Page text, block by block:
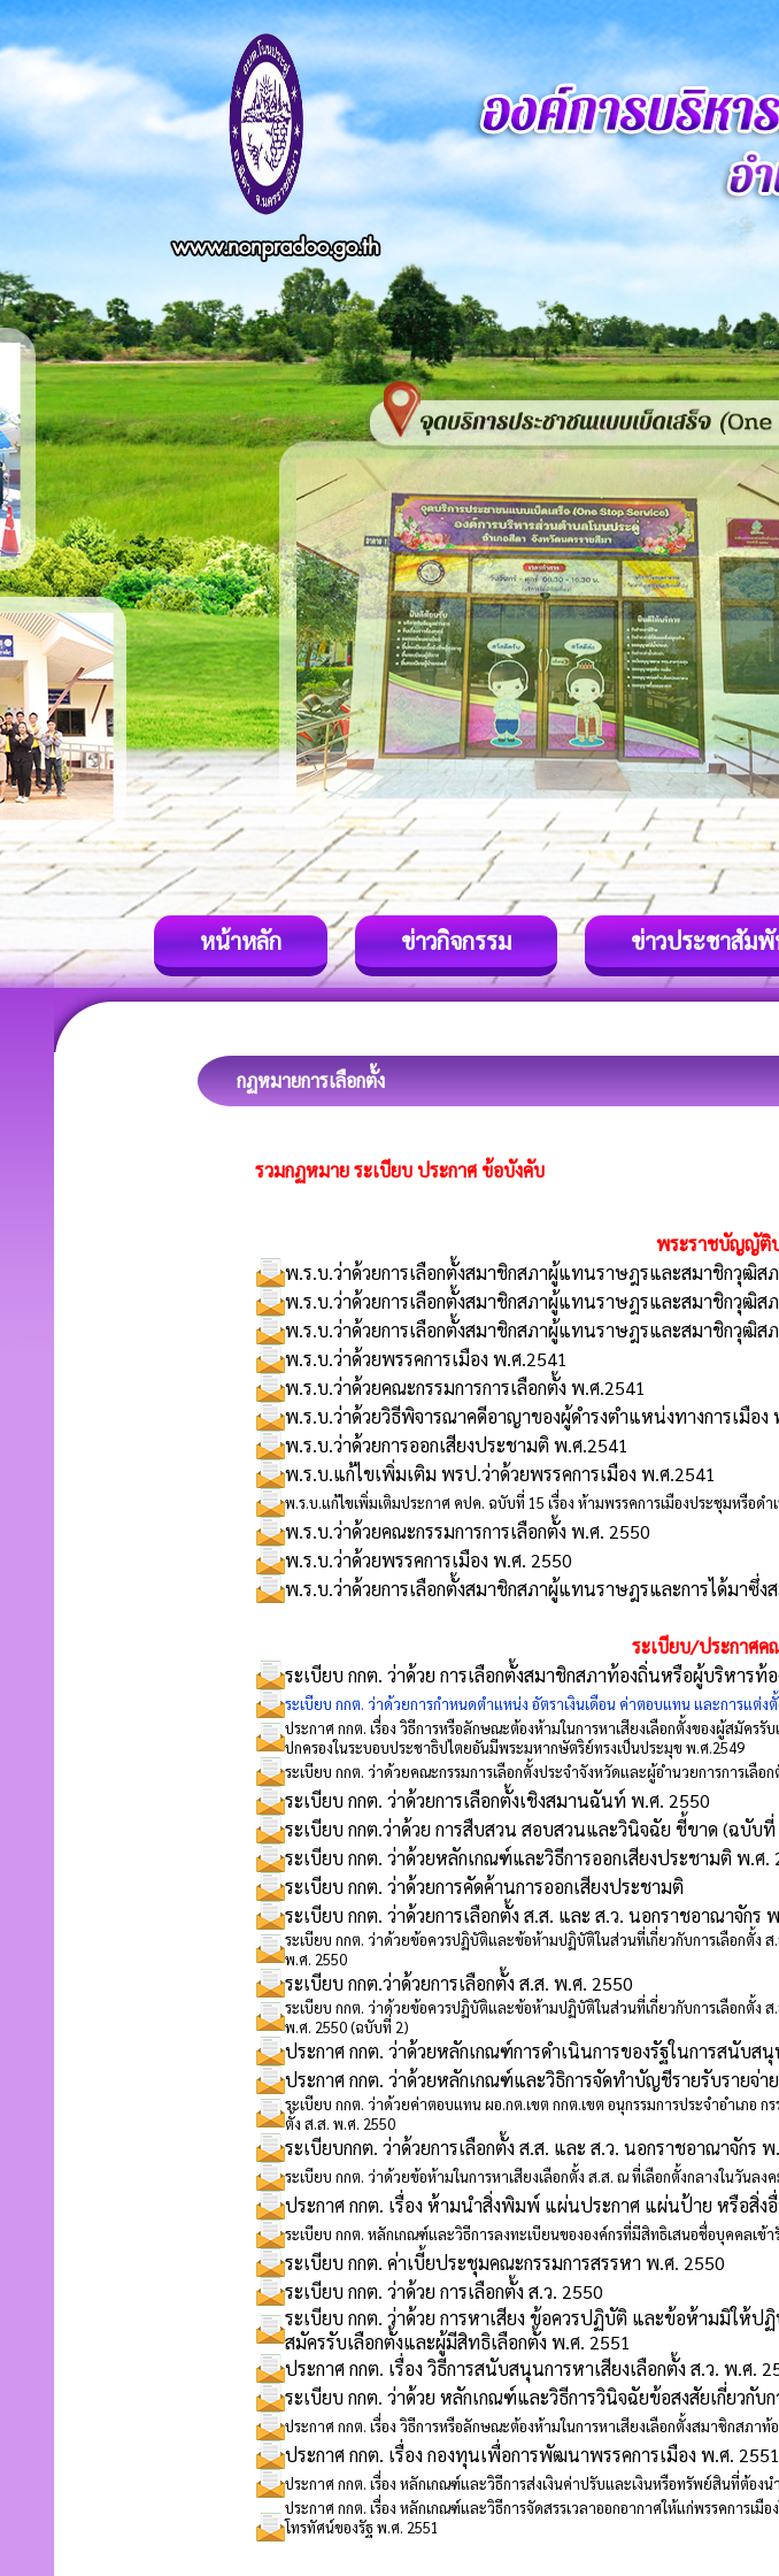
หน้าหลัก ข่าวกิจกรรม ข่าวประชาสัม
กฏหมายการเลือกตั้ง
รวมกฏหมาย ระเบียบ ประกาศ ข้อบังคับ
พระราชบัญญัติ
พ.ร.บ.ว่าด้วยการเลือกตั้งสมาชิกสภาผู้แทนราษฎรและสมาชิกวุฒิส
พ.ร.บ.ว่าด้วยการเลือกตั้งสมาชิกสภาผู้แทนราษฎรและสมาชิกวุฒิส
พ.ร.บ.ว่าด้วยการเลือกตั้งสมาชิกสภาผู้แทนราษฎรและสมาชิกวุฒิส
พ.ร.บ.ว่าด้วยพรรคการเมือง พ.ศ.2541
พ.ร.บ.ว่าด้วยคณะกรรมการการเลือกตั้ง พ.ศ.2541
พ.ร.บ.ว่าด้วยวิธีพิจารณาคดีอาญาของผู้ดำรงตำแหน่งทางการเมือง
พ.ร.บ.ว่าด้วยการออกเสียงประชามติ พ.ศ.2541
พ.ร.บ.แก้ไขเพิ่มเติม พรป.ว่าด้วยพรรคการเมือง พ.ศ.2541
พ.ร.บ.แก้ไขเพิ่มเติมประกาศ คปค. ฉบับที่ 15 เรื่อง ห้ามพรรคการเมืองประชุมหรือดำ
พ.ร.บ.ว่าด้วยคณะกรรมการการเลือกตั้ง พ.ศ. 2550
พ.ร.บ.ว่าด้วยพรรคการเมือง พ.ศ. 2550
พ.ร.บ.ว่าด้วยการเลือกตั้งสมาชิกสภาผู้แทนราษฎรและการได้มาซึ่
ระเบียบ/ประกาศค
ระเบียบ กกต. ว่าด้วย การเลือกตั้งสมาชิกสภาท้องถิ่นหรือผู้บริหาร
ระเบียบ กกต. ว่าด้วยการกำหนดตำแหน่ง อัตราเงินเดือน ค่าตอบแทน และการแต่ง
ประกาศ กกต. เรื่อง วิธีการหรือลักษณะต้องห้ามในการหาเสียงเลือกตั้งของผู้สมัค
ปกครองในระบอบประชาธิปไตยอันมีพระมหากษัตริย์ทรงเป็นประมุข พ.ศ.2549
ระเบียบ กกต. ว่าด้วยคณะกรรมการเลือกตั้งประจำจังหวัดและผู้อำนวยการการเ
ระเบียบ กกต. ว่าด้วยการเลือกตั้งเชิงสมานฉันท์ พ.ศ. 2550
ระเบียบ กกต.ว่าด้วย การสืบสวน สอบสวนและวินิจฉัย ชี้ขาด (ฉบับที่
ระเบียบ กกต. ว่าด้วยหลักเกณฑ์และวิธีการออกเสียงประชามติ พ.ศ.
ระเบียบ กกต. ว่าด้วยการคัดค้านการออกเสียงประชามติ
ระเบียบ กกต. ว่าด้วยการเลือกตั้ง ส.ส. และ ส.ว. นอกราชอาณาจักร
ระเบียบ กกต. ว่าด้วยข้อควรปฏิบัติและข้อห้ามปฏิบัติในส่วนที่เกี่ยวกับการเลือกตั้ง
พ.ศ. 2550
ระเบียบ กกต.ว่าด้วยการเลือกตั้ง ส.ส. พ.ศ. 2550
ระเบียบ กกต. ว่าด้วยข้อควรปฏิบัติและข้อห้ามปฏิบัติในส่วนที่เกี่ยวกับการเลือกตั้ง
พ.ศ. 2550 (ฉบับที่ 2)
ประกาศ กกต. ว่าด้วยหลักเกณฑ์การดำเนินการของรัฐในการสนับส
ประกาศ กกต. ว่าด้วยหลักเกณฑ์และวิธิการจัดทำบัญชีรายรับรายจ่
ระเบียบ กกต. ว่าด้วยค่าตอบแทน ผอ.กต.เขต กกต.เขต อนุกรรมการประจำอำเภอ
ตั้ง ส.ส. พ.ศ. 2550
ระเบียบกกต. ว่าด้วยการเลือกตั้ง ส.ส. และ ส.ว. นอกราชอาณาจักร
ระเบียบ กกต. ว่าด้วยข้อห้ามในการหาเสียงเลือกตั้ง ส.ส. ณ ที่เลือกตั้งกลางในวันล
ประกาศ กกต. เรื่อง ห้ามนำสิ่งพิมพ์ แผ่นประกาศ แผ่นป้าย หรือสิ่ง
ระเบียบ กกต. หลักเกณฑ์และวิธีการลงทะเบียนขององค์กรที่มีสิทธิเสนอชื่อบุคคลเข้
ระเบียบ กกต. ค่าเบี้ยประชุมคณะกรรมการสรรหา พ.ศ. 2550
ระเบียบ กกต. ว่าด้วย การเลือกตั้ง ส.ว. 2550
ระเบียบ กกต. ว่าด้วย การหาเสียง ข้อควรปฏิบัติ และข้อห้ามมิให้ป
สมัครรับเลือกตั้งและผู้มีสิทธิเลือกตั้ง พ.ศ. 2551
ประกาศ กกต. เรื่อง วิธีการสนับสนุนการหาเสียงเลือกตั้ง ส.ว. พ.ศ.
ระเบียบ กกต. ว่าด้วย หลักเกณฑ์และวิธีการวินิจฉัยข้อสงสัยเกี่ยวกับก
ประกาศ กกต. เรื่อง วิธีการหรือลักษณะต้องห้ามในการหาเสียงเลือกตั้งสมาชิกสภา
ประกาศ กกต. เรื่อง กองทุนเพื่อการพัฒนาพรรคการเมือง พ.ศ. 2551
ประกาศ กกต. เรื่อง หลักเกณฑ์และวิธีการส่งเงินค่าปรับและเงินหรือทรัพย์สินที่ต้อง
ประกาศ กกต. เรื่อง หลักเกณฑ์และวิธีการจัดสรรเวลาออกอากาศให้แก่พรรคการเ
โทรทัศน์ของรัฐ พ.ศ. 2551